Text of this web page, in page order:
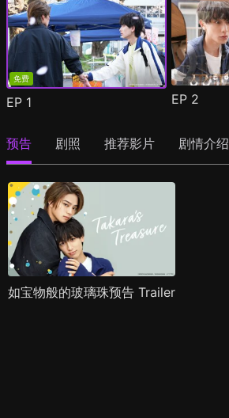
免费
EP 1 EP 2
预告 剧照 推荐影片 剧情介绍
如宝物般的玻璃珠预告 Trailer